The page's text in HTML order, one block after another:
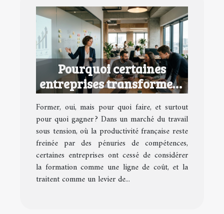
Pourquoi certaines
entreprises transforment
la formation en avantage
concurrentiel
Former, oui, mais pour quoi faire, et surtout
pour quoi gagner ? Dans un marché du travail
sous tension, où la productivité française reste
freinée par des pénuries de compétences,
certaines entreprises ont cessé de considérer
la formation comme une ligne de coût, et la
traitent comme un levier de...